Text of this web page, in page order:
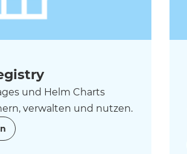
und Helm Charts
verwalten und nutzen.